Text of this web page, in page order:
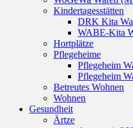
Kindertagesstätten
DRK Kita
WABE-Kita
Hortplätze
Pflegeheime
Pflegeheim
Pflegeheim
Betreutes Wohnen
Wohnen
Gesundheit
Ärtze